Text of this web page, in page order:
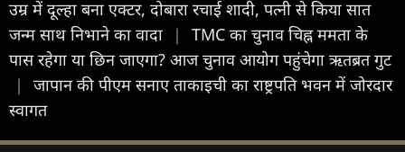
उम्र में दूल्हा बना एक्टर, दोबारा रचाई शादी, पत्नी से किया सात
जन्म साथ निभाने का वादा
|
TMC का चुनाव चिह्न ममता के
पास रहेगा या छिन जाएगा? आज चुनाव आयोग पहुंचेगा ऋतब्रत गुट
|
जापान की पीएम सनाए ताकाइची का राष्ट्रपति भवन में जोरदार
स्वागत